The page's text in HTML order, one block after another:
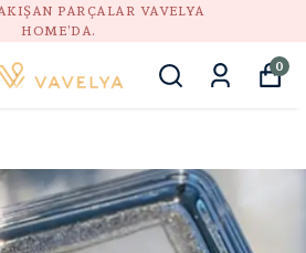
DOĞAL STIL, HUZURLU EV.
0